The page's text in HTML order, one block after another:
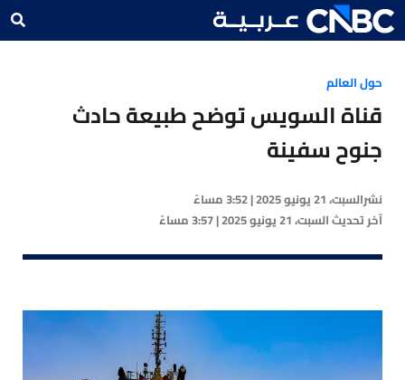
حول العالم
قناة السويس توضح طبيعة حادث
جنوح سفينة
نشرالسبت، 21 يونيو 2025 | 3:52 مساءً
آخر تحديثالسبت، 21 يونيو 2025 | 3:57 مساءً